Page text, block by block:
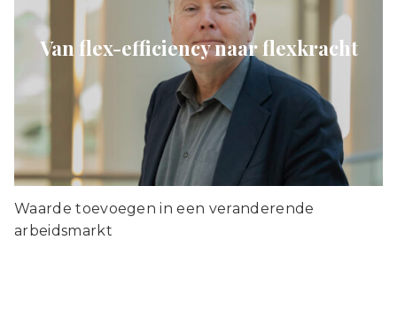
Van flex-efficiency naar flexkracht
Waarde toevoegen in een veranderende
arbeidsmarkt